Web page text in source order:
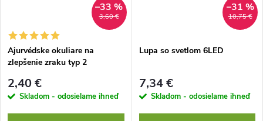
3,60 €
–33 %
Ajurvédske okuliare na
zlepšenie zraku typ 2
2,40 €
Skladom - odosielame ihneď
10,75 €
–31 %
Lupa so svetlom 6LED
7,34 €
Skladom - odosielame ihneď